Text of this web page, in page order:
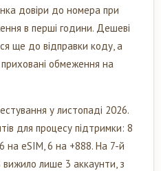
довіри до номера при
в перші години. Дешеві
ще до відправки коду, а
обмеження на
у листопаді 2026.
для процесу підтримки: 8
на eSIM, 6 на +888. На 7-й
вижило лише 3 аккаунти, з